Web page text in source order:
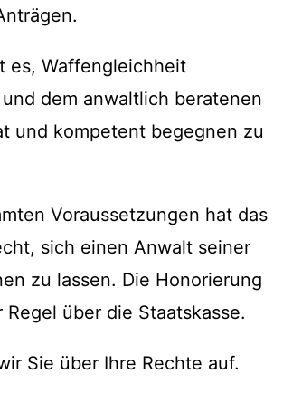
es, Waffengleichheit
dem anwaltlich beratenen
und kompetent begegnen zu
Voraussetzungen hat das
sich einen Anwalt seiner
zu lassen. Die Honorierung
über die Staatskasse.
Sie über Ihre Rechte auf.